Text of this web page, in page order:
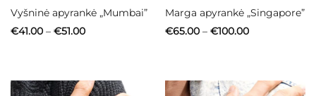
Vyšninė apyrankė „Mumbai”
€41.00 – €51.00Price
Marga apyrankė „Singapore”
€65.00 – €100.00Price